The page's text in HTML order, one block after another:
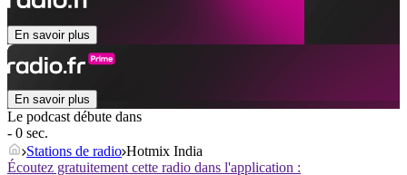
En savoir plus
En savoir plus
Le podcast débute dans
- 0 sec.
Stations de radio Hotmix India
Écoutez gratuitement cette radio dans l'application :